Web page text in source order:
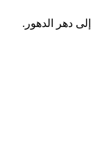
إلى دهر الدهور.